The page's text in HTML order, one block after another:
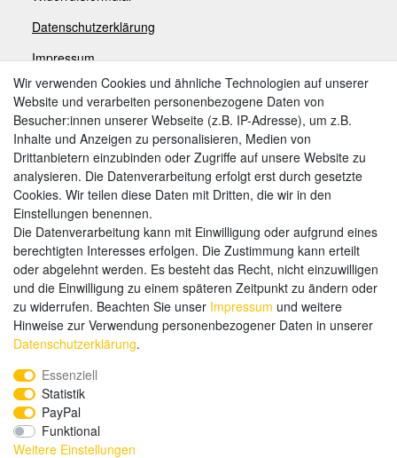
Datenschutzerklärung
Impressum
Zahlungsarten
Weitere Zahlungsarten:
Kauf auf Rechnung
Vorkasse
Hier sind wir
Wir verwenden Cookies und ähnliche Technologien auf unserer
Website und verarbeiten personenbezogene Daten von
Besucher:innen unserer Webseite (z.B. IP-Adresse), um z.B.
Inhalte und Anzeigen zu personalisieren, Medien von
Drittanbietern einzubinden oder Zugriffe auf unsere Website zu
analysieren. Die Datenverarbeitung erfolgt erst durch gesetzte
Cookies. Wir teilen diese Daten mit Dritten, die wir in den
Einstellungen benennen.
Die Datenverarbeitung kann mit Einwilligung oder aufgrund eines
berechtigten Interesses erfolgen. Die Zustimmung kann erteilt
oder abgelehnt werden. Es besteht das Recht, nicht einzuwilligen
und die Einwilligung zu einem späteren Zeitpunkt zu ändern oder
zu widerrufen. Beachten Sie unser Impressum und weitere
Hinweise zur Verwendung personenbezogener Daten in unserer
Daten­schutz­erklärung.
Essenziell
Statistik
PayPal
Funktional
Weitere Einstellungen